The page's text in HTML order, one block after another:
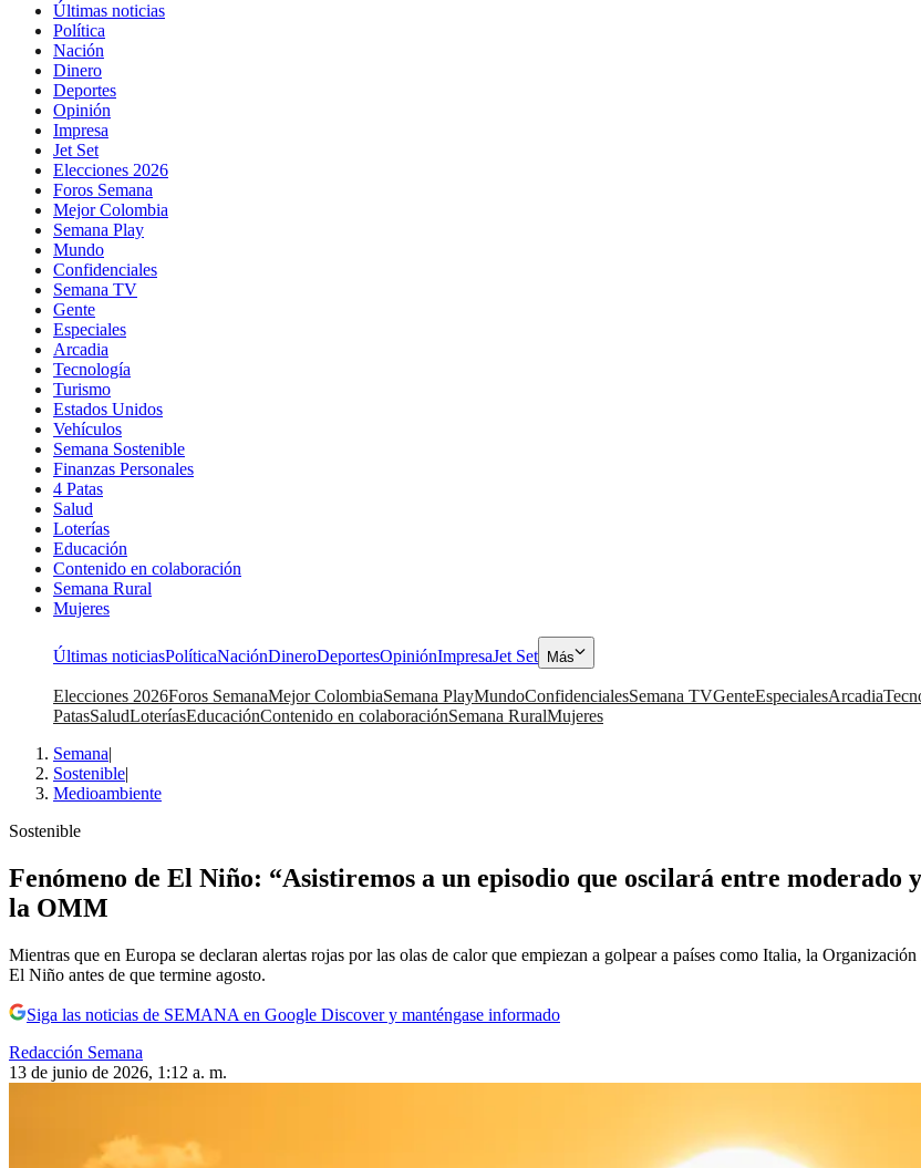
Últimas noticias
Política
Nación
Dinero
Deportes
Opinión
Impresa
Jet Set
Elecciones 2026
Foros Semana
Mejor Colombia
Semana Play
Mundo
Confidenciales
Semana TV
Gente
Especiales
Arcadia
Tecnología
Turismo
Estados Unidos
Vehículos
Semana Sostenible
Finanzas Personales
4 Patas
Salud
Loterías
Educación
Contenido en colaboración
Semana Rural
Mujeres
Últimas noticiasPolíticaNaciónDineroDeportesOpiniónImpresaJet Set Más
Elecciones 2026Foros SemanaMejor ColombiaSemana PlayMundoConfidencialesSemana TVGenteEspecialesArcadia
PatasSaludLoteríasEducaciónContenido en colaboraciónSemana RuralMujeres
Semana|
Sostenible|
Medioambiente
Sostenible
Fenómeno de El Niño: “Asistiremos a un episodio que oscilará entre
la OMM
Mientras que en Europa se declaran alertas rojas por las olas de calor que empiezan a golpear a países como Italia, la
El Niño antes de que termine agosto.
Siga las noticias de SEMANA en Google Discover y manténgase informado
Redacción Semana
13 de junio de 2026, 1:12 a. m.